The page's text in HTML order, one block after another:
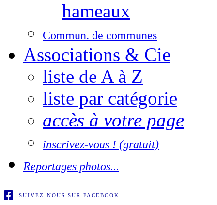
hameaux
Commun. de communes
Associations & Cie
liste de A à Z
liste par catégorie
accès à votre page
inscrivez-vous ! (gratuit)
Reportages photos...
SUIVEZ-NOUS SUR FACEBOOK